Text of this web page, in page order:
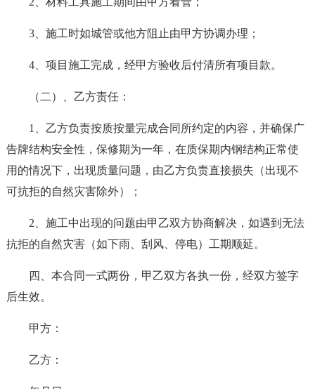
3、施工时如城管或他方阻止由甲方协调办理；
4、项目施工完成，经甲方验收后付清所有项目款。
（二）、乙方责任：
1、乙方负责按质按量完成合同所约定的内容，并确保广
告牌结构安全性，保修期为一年，在质保期内钢结构正常使
用的情况下，出现质量问题，由乙方负责直接损失（出现不
可抗拒的自然灾害除外）；
2、施工中出现的问题由甲乙双方协商解决，如遇到无法
抗拒的自然灾害（如下雨、刮风、停电）工期顺延。
四、本合同一式两份，甲乙双方各执一份，经双方签字
后生效。
甲方：
乙方：